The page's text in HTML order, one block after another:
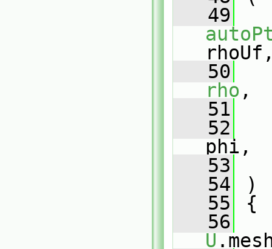
   49
   50
rho ,
   51
   52
phi,
   53
   54
)
   55
{
   56
U